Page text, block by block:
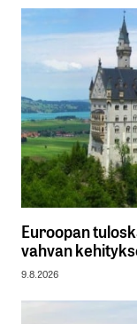
Euroopan
vahvan
9.8.2026